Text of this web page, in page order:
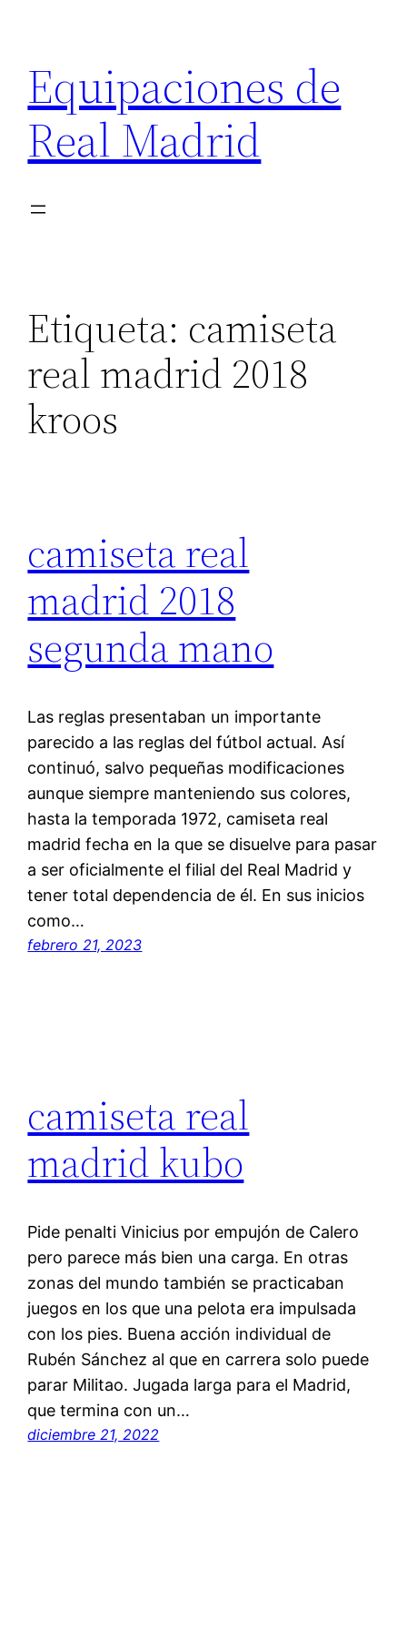
contenido
Equipaciones de
Real Madrid
Etiqueta: camiseta
real madrid 2018
kroos
camiseta real
madrid 2018
segunda mano
Las reglas presentaban un importante
parecido a las reglas del fútbol actual. Así
continuó, salvo pequeñas modificaciones
aunque siempre manteniendo sus colores,
hasta la temporada 1972, camiseta real
madrid fecha en la que se disuelve para pasar
a ser oficialmente el filial del Real Madrid y
tener total dependencia de él. En sus inicios
como…
febrero 21, 2023
camiseta real
madrid kubo
Pide penalti Vinicius por empujón de Calero
pero parece más bien una carga. En otras
zonas del mundo también se practicaban
juegos en los que una pelota era impulsada
con los pies. Buena acción individual de
Rubén Sánchez al que en carrera solo puede
parar Militao. Jugada larga para el Madrid,
que termina con un…
diciembre 21, 2022